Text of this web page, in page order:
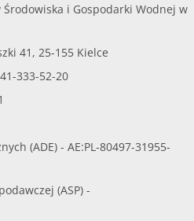
i Gospodarki Wodnej w
41, 25-155 Kielce
333-52-20
(ADE) - AE:PL-80497-31955-
(ASP) -